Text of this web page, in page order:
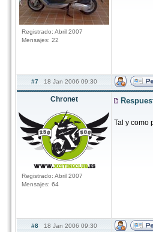
Registrado: Abril 2007
Mensajes: 22
#7 18 Jan 2006 09:30
Chronet
Registrado: Abril 2007
Mensajes: 64
Tal y como
#8 18 Jan 2006 09:30